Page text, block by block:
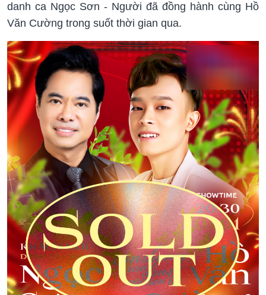
danh ca Ngọc Sơn - Người đã đồng hành cùng Hồ
Văn Cường trong suốt thời gian qua.